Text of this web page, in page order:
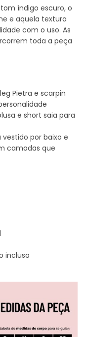
índigo escuro, o
e aquela textura
com o uso. As
toda a peça
Pietra e scarpin
e short saia para
por baixo e
camadas que
inclusa